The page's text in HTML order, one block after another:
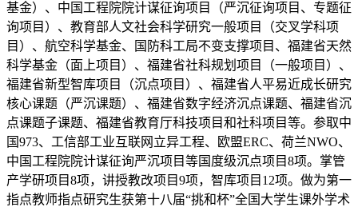
基金）、中国工程院院计谋征询项目（严沉征询项目、专题征
询项目）、教育部人文社会科学研究一般项目（交叉学科项
目）、航空科学基金、国防科工局不变支撑项目、福建省天然
科学基金（面上项目）、福建省社科规划项目（一般项目）、
福建省新型智库项目（沉点项目）、福建省人平易近成长研究
核心课题（严沉课题）、福建省数字经济沉点课题、福建省沉
点课题子课题、福建省教育厅科技项目和社科项目等。参取中
国973、工信部工业互联网立异工程、欧盟ERC、荷兰NWO、
中国工程院院计谋征询严沉项目等国度级沉点项目8项。掌管
产学研项目8项，讲授教改项目9项，智库项目12项。做为第一
指点教师指点研究生获第十八届“挑和杯”全国大学生课外学术